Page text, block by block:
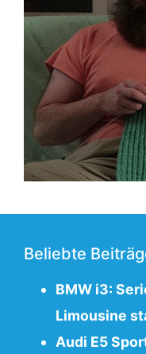
Beliebte
BMW i3:
Limousine
Audi E5